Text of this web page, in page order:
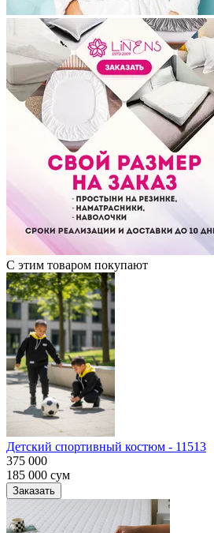
С этим товаром покупают
Детский спортивный костюм - 11513
375 000
185 000 сум
Заказать